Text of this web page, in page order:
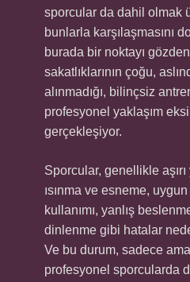
sporcular da dahil olmak
bunlarla karşılaşmasını
burada bir noktayı
sakatlıklarının çoğu,
alınmadığı, bilinçsiz
profesyonel yaklaşım
gerçekleşiyor.
Sporcular, genellikle
ısınma ve esneme,
kullanımı, yanlış
dinlenme gibi hatalar
Ve bu durum, sadece
profesyonel sporcularda